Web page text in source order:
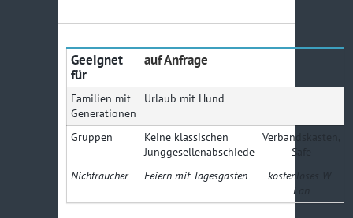
Geeignet
für
auf Anfrage
Nichtraucher Feiern mit Tagesgästen
kostenloses W-
Lan
Familien mit
Generationen
Urlaub mit Hund
Gruppen
Keine klassischen
Junggesellenabschiede
Verbandskasten,
Safe